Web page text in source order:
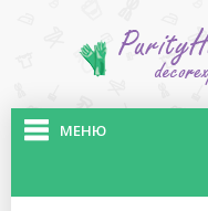
МЕНЮ